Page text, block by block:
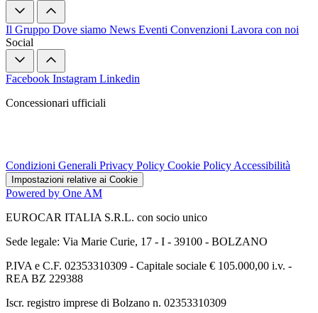
Il Gruppo Dove siamo News Eventi Convenzioni Lavora con noi
Social
Facebook Instagram Linkedin
Concessionari ufficiali
Condizioni Generali Privacy Policy Cookie Policy Accessibilità
Impostazioni relative ai Cookie
Powered by One AM
EUROCAR ITALIA S.R.L. con socio unico
Sede legale: Via Marie Curie, 17 - I - 39100 - BOLZANO
P.IVA e C.F. 02353310309 - Capitale sociale € 105.000,00 i.v. -
REA BZ 229388
Iscr. registro imprese di Bolzano n. 02353310309